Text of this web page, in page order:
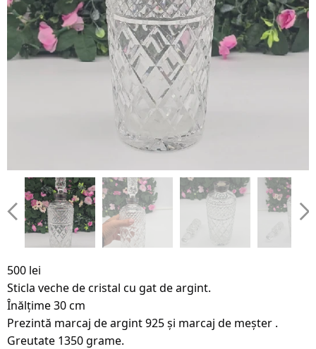
500 lei
Sticla veche de cristal cu gat de argint.
Înălțime 30 cm
Prezintă marcaj de argint 925 și marcaj de meșter .
Greutate 1350 grame.